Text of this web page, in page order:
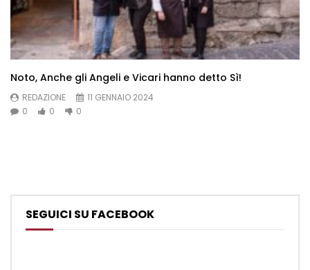
Noto, Anche gli Angeli e Vicari hanno detto Sì!
REDAZIONE
11 GENNAIO 2024
0
0 0
SEGUICI SU FACEBOOK